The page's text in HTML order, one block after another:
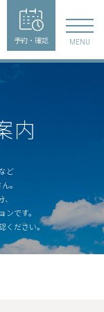
予約・確認 MENU
内
ど
。
です。
ください。